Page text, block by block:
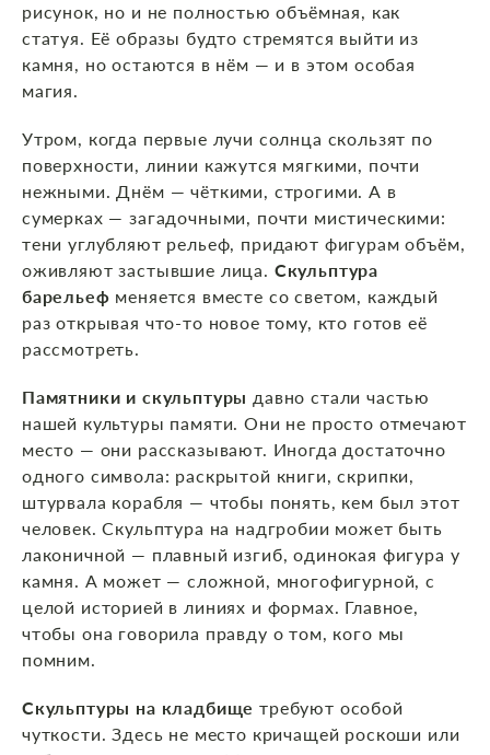
рисунок, но и не полностью объёмная, как
статуя. Её образы будто стремятся выйти из
камня, но остаются в нём — и в этом особая
магия.
Утром, когда первые лучи солнца скользят по
поверхности, линии кажутся мягкими, почти
нежными. Днём — чёткими, строгими. А в
сумерках — загадочными, почти мистическими:
тени углубляют рельеф, придают фигурам объём,
оживляют застывшие лица. Скульптура
барельеф меняется вместе со светом, каждый
раз открывая что‑то новое тому, кто готов её
рассмотреть.
Памятники и скульптуры давно стали частью
нашей культуры памяти. Они не просто отмечают
место — они рассказывают. Иногда достаточно
одного символа: раскрытой книги, скрипки,
штурвала корабля — чтобы понять, кем был этот
человек. Скульптура на надгробии может быть
лаконичной — плавный изгиб, одинокая фигура у
камня. А может — сложной, многофигурной, с
целой историей в линиях и формах. Главное,
чтобы она говорила правду о том, кого мы
помним.
Скульптуры на кладбище требуют особой
чуткости. Здесь не место кричащей роскоши или